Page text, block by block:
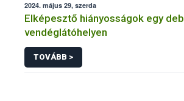
2024. május 29, szerda
Elképesztő hiányosságok egy
vendéglátóhelyen
TOVÁBB >